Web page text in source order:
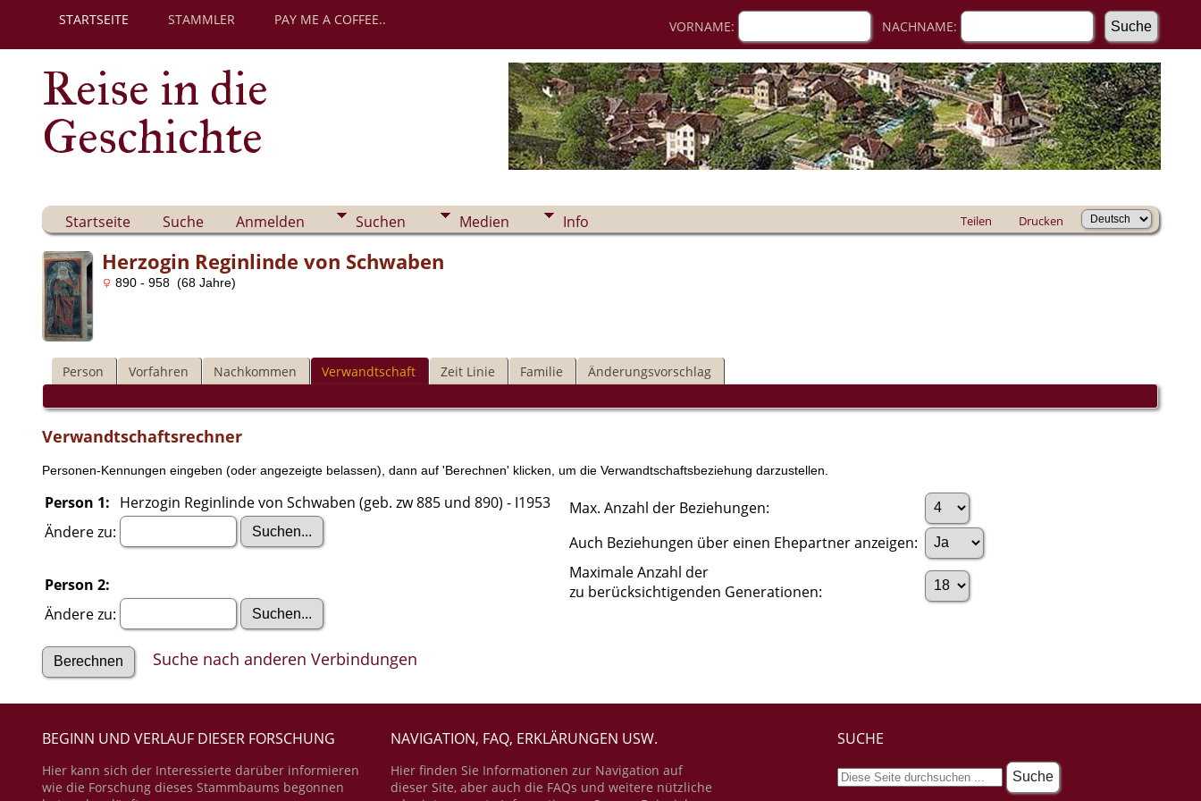
STARTSEITE STAMMLER PAY ME A COFFEE.. VORNAME: NACHNAME:
Reise in die
Geschichte
Startseite Suche Anmelden Suchen Medien Info Teilen Drucken
Herzogin Reginlinde von Schwaben
890 - 958 (68 Jahre)
Person Vorfahren Nachkommen Verwandtschaft Zeit Linie Familie Änderungsvorschlag
Verwandtschaftsrechner
Personen-Kennungen eingeben (oder angezeigte belassen), dann auf 'Berechnen' klicken, um die Verwandtschaftsbeziehung darzustellen.
Person 1: Herzogin Reginlinde von Schwaben (geb. zw 885 und 890) - I1953
Ändere zu:
Person 2:
Ändere zu:
Max. Anzahl der Beziehungen:
Auch Beziehungen über einen Ehepartner anzeigen:
Maximale Anzahl der
zu berücksichtigenden Generationen:
Suche nach anderen Verbindungen
BEGINN UND VERLAUF DIESER FORSCHUNG
Hier kann sich der Interessierte darüber informieren
wie die Forschung dieses Stammbaums begonnen
NAVIGATION, FAQ, ERKLÄRUNGEN USW.
Hier finden Sie Informationen zur Navigation auf
dieser Site, aber auch die FAQs und weitere nützliche
SUCHE